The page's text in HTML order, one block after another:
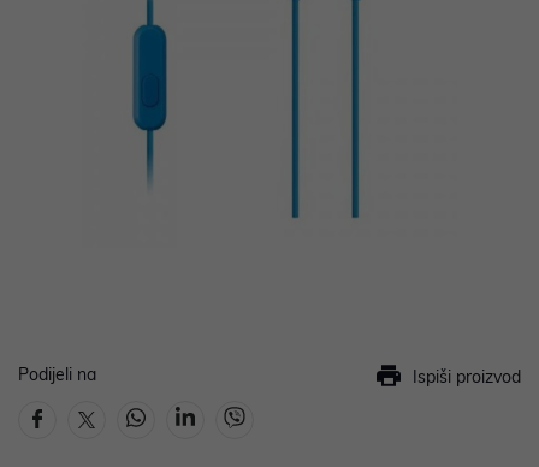
Podijeli na Ispiši proizvod